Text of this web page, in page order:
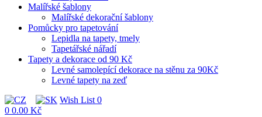
Malířské šablony
Malířské dekorační šablony
Pomůcky pro tapetování
Lepidla na tapety, tmely
Tapetářské nářadí
Tapety a dekorace od 90 Kč
Levné samolepící dekorace na stěnu za 90Kč
Levné tapety na zeď
Wish List 0
0 0.00 Kč